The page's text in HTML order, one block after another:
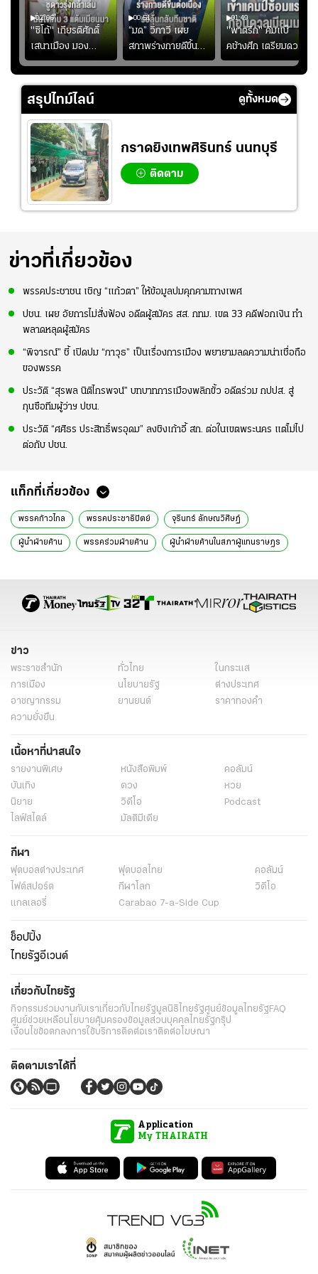
02:06
"ซิโก้" เกียรติศักดิ์
เสนาเมือง มอง
ว่าการเปิดโอกาสให้
แข้งดาวรุ่งลงสนาม
อย่างต่อเนื่อง
00:51
“มด” วิภาวี เผย
สภาพร่างกายดีขึ้น
อย่างต่อเนื่อง พร้อม
พยายามลงสนามให้
01:49
"พาตริก" คัมแบ็
คช้างศึก เตรียมดวล
เมียนมา อาเซียน คัพ
2026 #ฟุตบอล
#ทีมชาติไทย
สรุปไทม์ไลน์ ดูทั้งหมด
กราดยิงเทพศิรินทร์ นนทบุรี
ติดตาม
ข่าวที่เกี่ยวข้อง
พรรคประชาชน เชิญ “แก้วตา” ให้ข้อมูลปมคุกคามทางเพศ
ปชน. เผย อัยการไม่สั่งฟ้อง อดีตผู้สมัคร สส. กทม. เขต 33 คดีฟอกเงิน ทำ
พลาดหลุดผู้สมัคร
“พิจารณ์” ชี้ เปิดปม “ภาวุธ” เป็นเรื่องการเมือง พยายามลดความน่าเชื่อถือ
ของพรรค
ประวัติ “สุรพล นิติไกรพจน์” บทบาทการเมืองพลิกขั้ว อดีตร่วม กปปส. สู่
กุนซือทีมผู้ว่าฯ ปชน.
ประวัติ “ศศิธร ประสิทธิ์พรอุดม” ลงชิงเก้าอี้ สก. ต่อในเขตพระนคร แต่ไม่ไป
ต่อกับ ปชน.
แท็กที่เกี่ยวข้อง
พรรคก้าวไกล พรรคประชาธิปัตย์ จุรินทร์ ลักษณวิศิษฏ์
ผู้นำฝ่ายค้าน พรรคร่วมฝ่ายค้าน ผู้นำฝ่ายค้านในสภาผู้แทนราษฎร
หัวหน้าพรรคก้าวไกลคนใหม่ ข่าวการเมือง ข่าวการเมืองวันนี้
ข่าว
พระราชสำนัก ทั่วไทย
ในกระแส
การเมือง
นโยบายรัฐ
ต่างประเทศ
อาชญากรรม
ยานยนต์
ราคาทองคำ
ความยั่งยืน
เนื้อหาที่น่าสนใจ
รายงานพิเศษ หนังสือพิมพ์
คอลัมน์
บันเทิง
ดวง
หวย
นิยาย
วิดีโอ
Podcast
ไลฟ์สไตล์
มัลติมีเดีย
กีฬา
ฟุตบอลต่่างประเทศ ฟุตบอลไทย
คอลัมน์
ไฟต์สปอร์ต
กีฬาโลก
วิดีโอ
แกลเลอรี่
Carabao 7-a-Side Cup
ช็อปปิ้ง
ไทยรัฐอีเวนต์
เกี่ยวกับไทยรัฐ
กิจกรรมร่วมงานกับเราเกี่ยวกับไทยรัฐมูลนิธิไทยรัฐศูนย์ข้อมูลไทยรัฐFAQ
ศูนย์ช่วยเหลือนโยบายคุ้มครองข้อมูลส่วนบุคคลไทยรัฐกรุ๊ป
เงื่อนไขข้อตกลงการใช้บริการติดต่อเราติดต่อโฆษณา
ติดตามเราได้ที่
Application
My THAIRATH